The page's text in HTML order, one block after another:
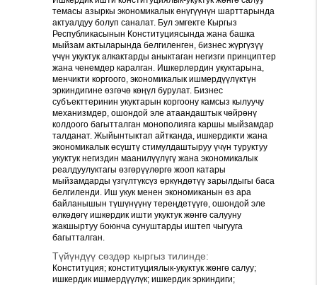
темасы азыркы экономикалык өнүгүүнүн шарттарында
актуалдуу болуп саналат. Бул эмгекте Кыргыз
Республикасынын Конституциясында жана башка
мыйзам актыларында белгиленген, бизнес жүргүзүү
үчүн укуктук алкактарды аныктаган негизги принциптер
жана ченемдер каралган. Ишкерлердин укуктарына,
менчикти коргоого, экономикалык ишмердүүлүктүн
эркиндигине өзгөчө көңүл бурулат. Бизнес
субъекттеринин укуктарын коргоону камсыз кылуучу
механизмдер, ошондой эле атаандаштык чөйрөнү
колдоого багытталган монополияга каршы мыйзамдар
талданат. Жыйынтыктап айтканда, ишкердикти жана
экономикалык өсүштү стимулдаштыруу үчүн туруктуу
укуктук негиздин маанилүүлүгү жана экономикалык
реалдуулуктагы өзгөрүүлөргө жооп катары
мыйзамдарды үзгүлтүксүз өркүндөтүү зарылдыгы баса
белгиленди. Иш укук менен экономиканын өз ара
байланышын түшүнүүнү тереңдетүүгө, ошондой эле
өлкөдөгү ишкердик ишти укуктук жөнгө салууну
жакшыртуу боюнча сунуштарды иштеп чыгууга
багытталган.
Түйүндүү сөздөр кыргыз тилинде:
Конституция; конституциялык-укуктук жөнгө салуу;
ишкердик ишмердүүлүк; ишкердик эркиндиги;